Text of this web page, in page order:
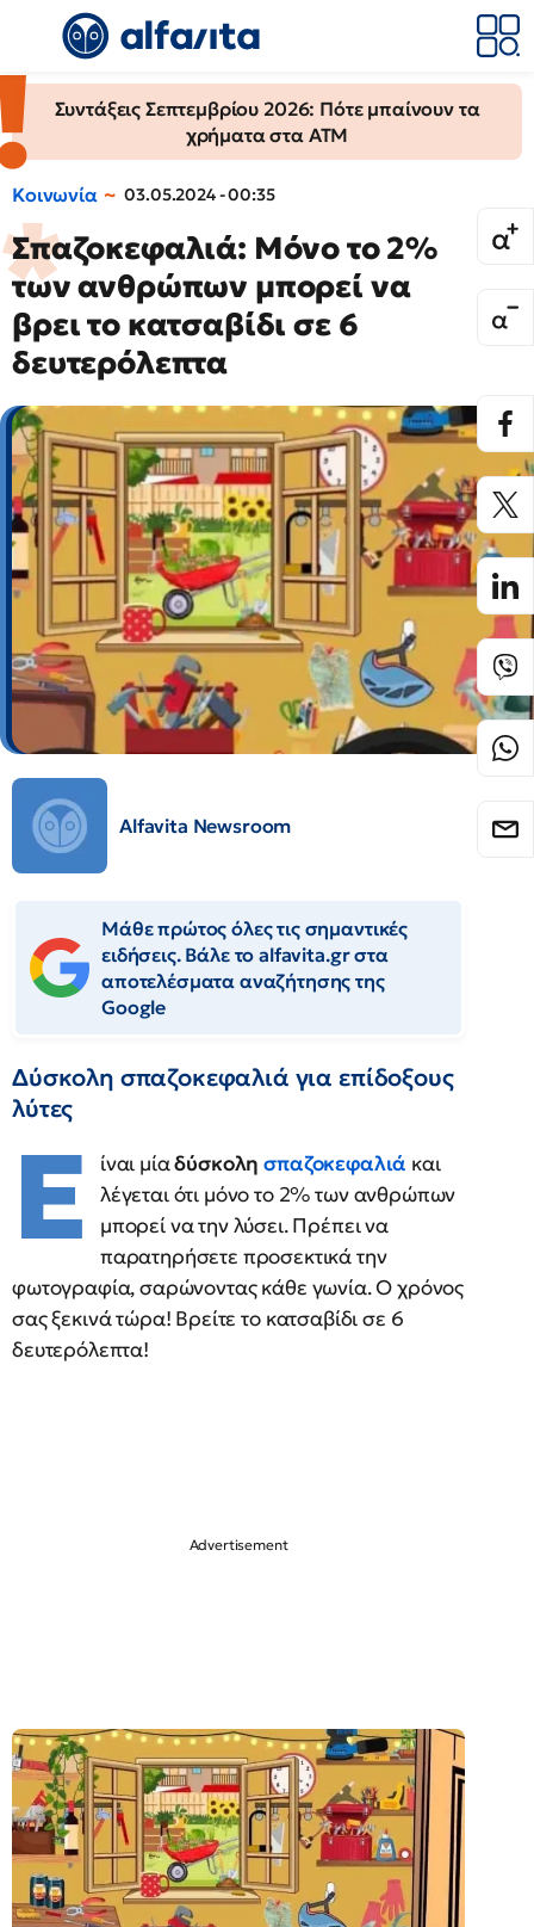
Συντάξεις Σεπτεμβρίου 2026: Πότε μπαίνουν τα
χρήματα στα ΑΤΜ
Κοινωνία 03.05.2024 - 00:35
Σπαζοκεφαλιά: Μόνο το 2%
των ανθρώπων μπορεί να
βρει το κατσαβίδι σε 6
δευτερόλεπτα
Alfavita Newsroom
Μάθε πρώτος όλες τις σημαντικές
ειδήσεις. Βάλε το alfavita.gr στα
αποτελέσματα αναζήτησης της
Google
Δύσκολη σπαζοκεφαλιά για επίδοξους
λύτες
Ε ίναι μίαδύσκολησπαζοκεφαλιά και
λέγεται ότι μόνο το 2% των ανθρώπων
μπορεί να την λύσει. Πρέπει να
παρατηρήσετε προσεκτικά την
φωτογραφία, σαρώνοντας κάθε γωνία. Ο χρόνος
σας ξεκινά τώρα! Βρείτε το κατσαβίδι σε 6
δευτερόλεπτα!